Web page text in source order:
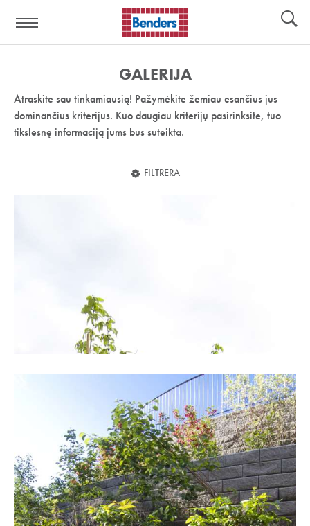
nuoroda:
GALERIJA
Atraskite sau tinkamiausią! Pažymėkite žemiau esančius jus
dominančius kriterijus. Kuo daugiau kriterijų pasirinksite, tuo
tikslesnę informaciją jums bus suteikta.
FILTRERA